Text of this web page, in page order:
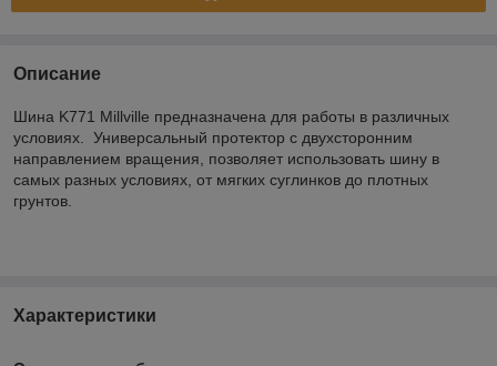
Описание
Шина K771 Millville предназначена для работы в различных
условиях. Универсальный протектор с двухсторонним
направлением вращения, позволяет использовать шину в
самых разных условиях, от мягких суглинков до плотных
грунтов.
Характеристики